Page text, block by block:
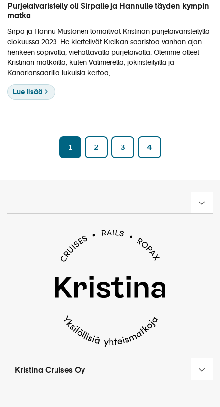
Purjelaivaristeily oli Sirpalle ja Hannulle täyden kympin
matka
Sirpa ja Hannu Mustonen lomailivat Kristinan purjelaivaristeilyllä
elokuussa 2023. He kiertelivät Kreikan saaristoa vanhan ajan
henkeen sopivalla, viehättävällä purjelaivalla. Olemme olleet
Kristinan matkoilla, kuten Välimerellä, jokiristeilyillä ja
Kanariansaarilla lukuisia kertoa,
Lue lisää
1 2 3 4
Kristina Cruises Oy